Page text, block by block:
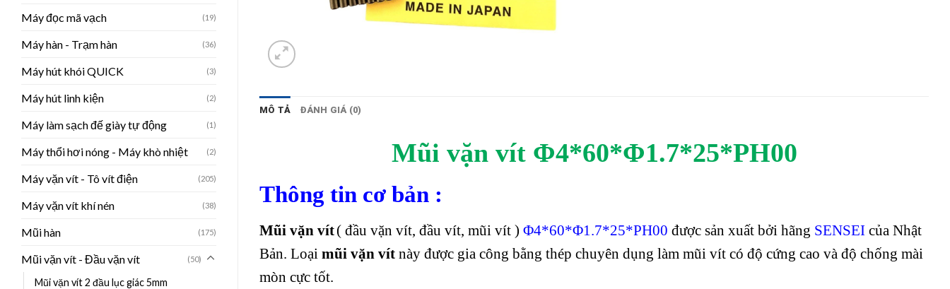
Máy đọc mã vạch (19)
Máy hàn - Trạm hàn (36)
Máy hút khói QUICK (3)
Máy hút linh kiện (2)
Máy làm sạch đế giày tự động (1)
Máy thổi hơi nóng - Máy khò nhiệt (2)
Máy vặn vít - Tô vít điện (205)
Máy vặn vít khí nén (38)
Mũi hàn (175)
Mũi vặn vít - Đầu vặn vít (50)
Mũi vặn vít 2 đầu lục giác 5mm
MÔ TẢ ĐÁNH GIÁ (0)
Mũi vặn vítΦ4*60*Φ1.7*25*PH00
Thông tin cơ bản :
Mũi vặn vít( đầu vặn vít, đầu vít, mũi vít ) Φ4*60*Φ1.7*25*PH00 được sản xuất bởi hãng SENSEI của Nhật
Bản. Loại mũi vặn vít này được gia công bằng thép chuyên dụng làm mũi vít có độ cứng cao và độ chống mài
mòn cực tốt.